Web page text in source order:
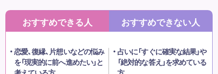
おすすめできる人
恋愛、復縁、片想いなどの悩み
を「現実的に前へ進めたい」と
おすすめできない人
占いに「すぐに確実な結果」や
「絶対的な答え」を求めている